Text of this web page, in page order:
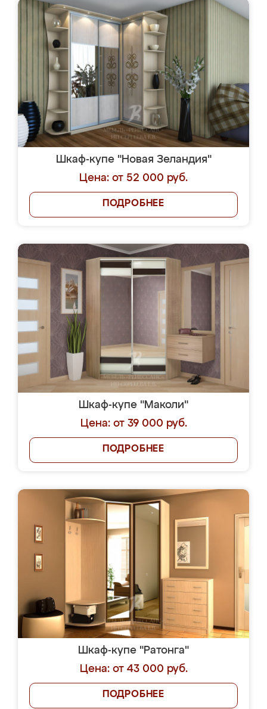
Шкаф-купе "Новая Зеландия"
Цена: от 52 000 руб.
ПОДРОБНЕЕ
Шкаф-купе "Маколи"
Цена: от 39 000 руб.
ПОДРОБНЕЕ
Шкаф-купе "Ратонга"
Цена: от 43 000 руб.
ПОДРОБНЕЕ